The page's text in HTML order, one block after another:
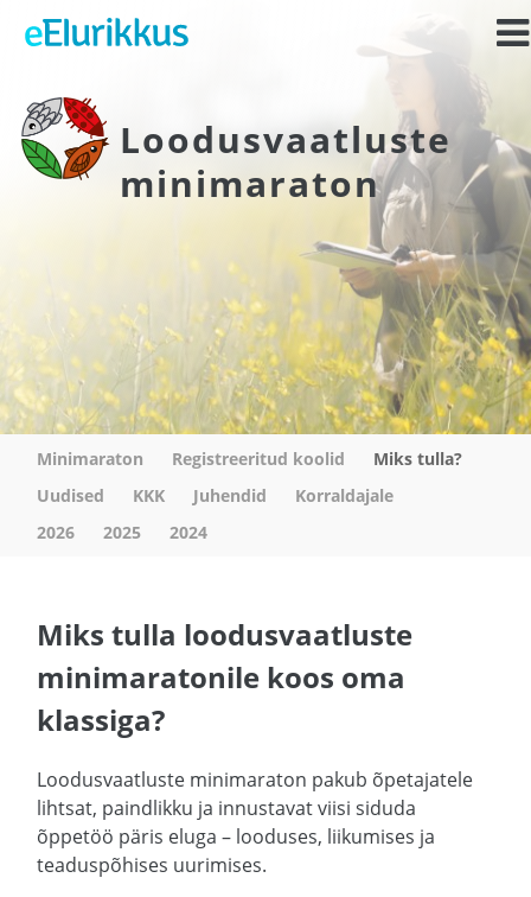
Loodusvaatluste
minimaraton
Minimaraton Registreeritud koolid
Miks tulla?
Uudised
KKK Juhendid
Korraldajale
2026
2025 2024
Miks tulla loodusvaatluste
minimaratonile koos oma
klassiga?
Loodusvaatluste minimaraton pakub õpetajatele
lihtsat, paindlikku ja innustavat viisi siduda
õppetöö päris eluga – looduses, liikumises ja
teaduspõhises uurimises.